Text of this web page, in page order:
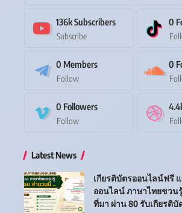
136kSubscribers
Subscribe
0
0 Members
Follow
0
0 Followers
Follow
Latest News
เกียรติบัตรออนไลน์ฟรี
ออนไลน์ ภาษาไทยชว
ที่มา ผ่าน 80 รับเกียรติ